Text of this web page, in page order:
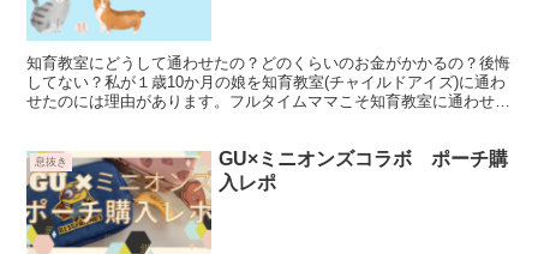
知育教室にどうして通わせたの？どのくらいのお金がかかるの？後悔
してない？私が１歳10か月の娘を知育教室(チャイルドアイズ)に通わ
せたのには理由があります。フルタイムママこそ知育教室に通わせる
息抜き
GU×ミニオンズコラボ ポーチ購
入レポ